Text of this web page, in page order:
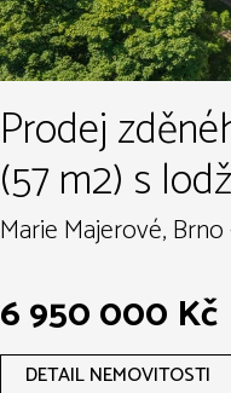
Prodej
(57 m2) s
ul. Marie
je orientován
mají
Marie Majerové,
6 950 000 Kč
DETAIL NEMOVITOSTI